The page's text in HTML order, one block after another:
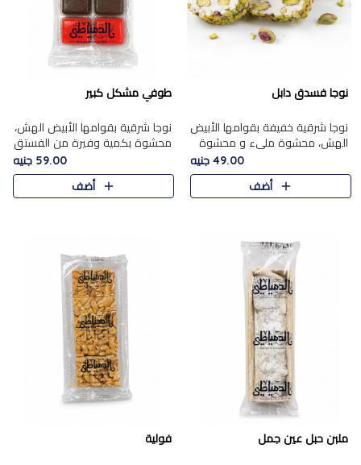
نوجا فسدق دابل
نوجا شرقية خفيفة بقوامها الأبيض
الهش، محشوة مليء و محشوة
بـكمية وفيرة من الفستق الفاخر
لتمنحك نكهة مكسرات غنية
وقرمشة مميزة في كل قطعة و
49.00 جنيه
أضف
طوفي مشكل كبير
نوجا شرقية بقوامها الأبيض الهش،
محشوة بكمية وفيرة من الفستق
الفاخر لتمنحك نكهة غنية وقرمشة
مميزة في كل قطعة، لتجربة تجمع
بين الفخامة والمذاق..
59.00 جنيه
أضف
ملبن حبل عين جمل فولية